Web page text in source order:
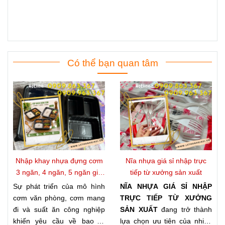
Có thể bạn quan tâm
Nhập khay nhựa đựng cơm
3 ngăn, 4 ngăn, 5 ngăn giá
kho
Sự phát triển của mô hình
cơm văn phòng, cơm mang
đi và suất ăn công nghiệp
khiến yêu cầu về bao bì
Nĩa nhựa giá sỉ nhập trực
tiếp từ xưởng sản xuất
NĨA NHỰA GIÁ SỈ NHẬP
TRỰC TIẾP TỪ XƯỞNG
SẢN XUẤT đang trở thành
lựa chọn ưu tiên của nhiều